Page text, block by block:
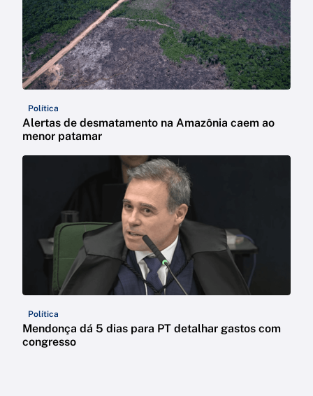
Política
Alertas de desmatamento na Amazônia caem ao
menor patamar
Política
Mendonça dá 5 dias para PT detalhar gastos com
congresso